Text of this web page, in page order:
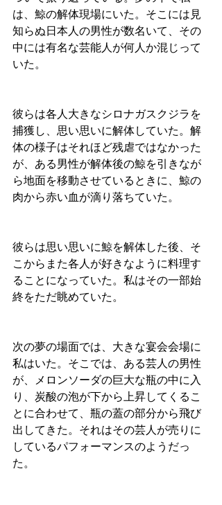
は、鯨の解体現場にいた。そこには見
知らぬ日本人の男性が数名いて、その
中には有名な芸能人が何人か混じって
いた。
彼らは各人大きなシロナガスクジラを
捕獲し、思い思いに解体していた。解
体の様子はそれほど残虐ではなかった
が、ある男性が解体後の鯨を引きなが
ら地面を移動させているときに、鯨の
肉から赤い血が滴り落ちていた。
彼らは思い思いに鯨を解体した後、そ
こからまた各人が好きなように料理す
ることになっていた。私はその一部始
終をただ眺めていた。
次の夢の場面では、大きな宴会会場に
私はいた。そこでは、ある芸人の男性
が、メロンソーダの巨大な瓶の中に入
り、炭酸の泡が下から上昇してくるこ
とに合わせて、瓶の蓋の部分から飛び
出してきた。それはその芸人が売りに
しているパフォーマンスのようだっ
た。